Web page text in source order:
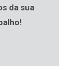
da sua